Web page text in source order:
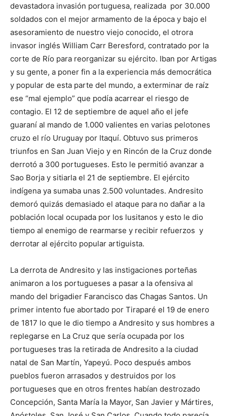
devastadora invasión portuguesa, realizada por 30.000
soldados con el mejor armamento de la época y bajo el
asesoramiento de nuestro viejo conocido, el otrora
invasor inglés William Carr Beresford, contratado por la
corte de Río para reorganizar su ejército. Iban por Artigas
y su gente, a poner fin a la experiencia más democrática
y popular de esta parte del mundo, a exterminar de raíz
ese “mal ejemplo” que podía acarrear el riesgo de
contagio. El 12 de septiembre de aquel año el jefe
guaraní al mando de 1.000 valientes en varias pelotones
cruzo el río Uruguay por Itaquí. Obtuvo sus primeros
triunfos en San Juan Viejo y en Rincón de la Cruz donde
derrotó a 300 portugueses. Esto le permitió avanzar a
Sao Borja y sitiarla el 21 de septiembre. El ejército
indígena ya sumaba unas 2.500 voluntades. Andresito
demoró quizás demasiado el ataque para no dañar a la
población local ocupada por los lusitanos y esto le dio
tiempo al enemigo de rearmarse y recibir refuerzos y
derrotar al ejército popular artiguista.
La derrota de Andresito y las instigaciones porteñas
animaron a los portugueses a pasar a la ofensiva al
mando del brigadier Farancisco das Chagas Santos. Un
primer intento fue abortado por Tiraparé el 19 de enero
de 1817 lo que le dio tiempo a Andresito y sus hombres a
replegarse en La Cruz que sería ocupada por los
portugueses tras la retirada de Andresito a la ciudad
natal de San Martín, Yapeyú. Poco después ambos
pueblos fueron arrasados y destruidos por los
portugueses que en otros frentes habían destrozado
Concepción, Santa María la Mayor, San Javier y Mártires,